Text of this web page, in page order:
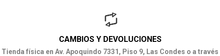
CAMBIOS Y DEVOLUCIONES
Tienda física en Av. Apoquindo 7331, Piso 9, Las Condes o a través